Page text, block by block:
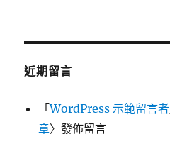
近期留言
「WordPress 示範留言者
章〉發佈留言